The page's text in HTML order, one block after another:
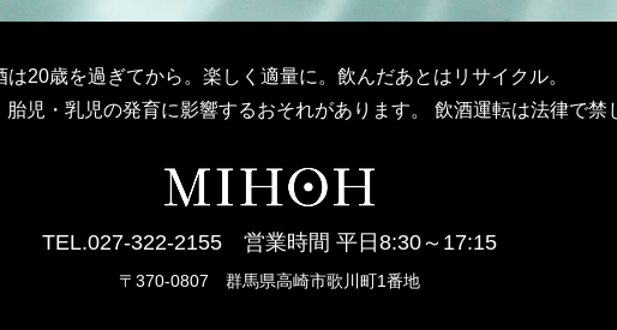
は20歳を過ぎてから。楽しく適量に。飲んだあとはリサイクル。
児・乳児の発育に影響するおそれがあります。 飲酒運転は法律で禁
TEL.027-322-2155 営業時間 平日8:30～17:15
〒370-0807 群馬県高崎市歌川町1番地